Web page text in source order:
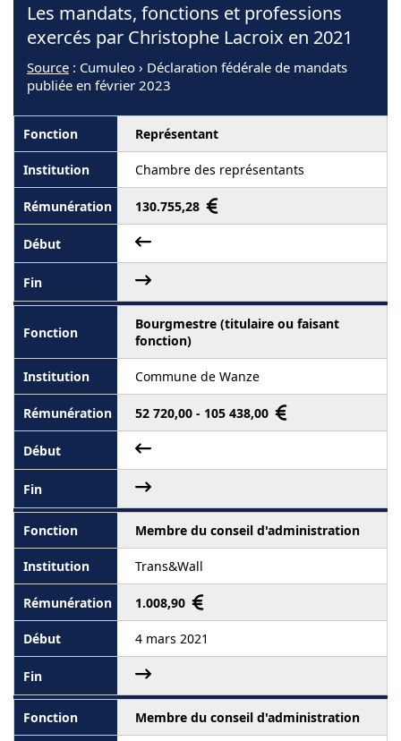
Les mandats, fonctions et professions
exercés par Christophe Lacroix en 2021
Source : Cumuleo › Déclaration fédérale de mandats
publiée en février 2023
Représentant
Chambre des représentants
130.755,28
Bourgmestre (titulaire ou faisant
fonction)
Commune de Wanze
52 720,00 - 105 438,00
Membre du conseil d'administration
Trans&Wall
1.008,90
4 mars 2021
Membre du conseil d'administration